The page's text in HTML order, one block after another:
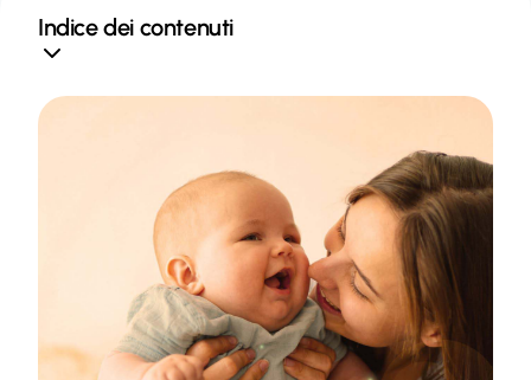
Indice dei contenuti